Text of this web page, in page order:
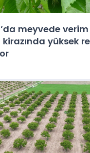
meyvede
kirazında yüksek